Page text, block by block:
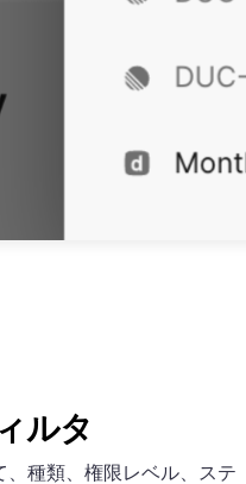
ルタ
、種類、権限レベル、ステ